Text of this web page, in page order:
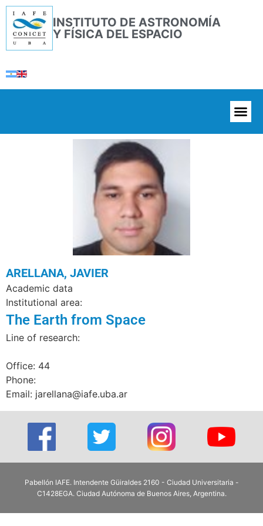
INSTITUTO DE ASTRONOMÍA
Y FÍSICA DEL ESPACIO
ARELLANA, JAVIER
Academic data
Institutional area:
The Earth from Space
Line of research:
Office: 44
Phone:
Email: jarellana@iafe.uba.ar
Pabellón IAFE. Intendente Güiraldes 2160 - Ciudad Universitaria -
C1428EGA. Ciudad Autónoma de Buenos Aires, Argentina.